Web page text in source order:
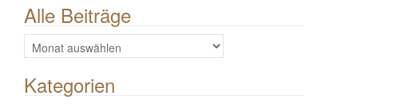
Alle Beiträge
Alle
Beiträge
Kategorien